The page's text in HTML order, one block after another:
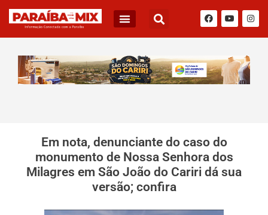
Em nota, denunciante do caso do
monumento de Nossa Senhora dos
Milagres em São João do Cariri dá sua
versão; confira